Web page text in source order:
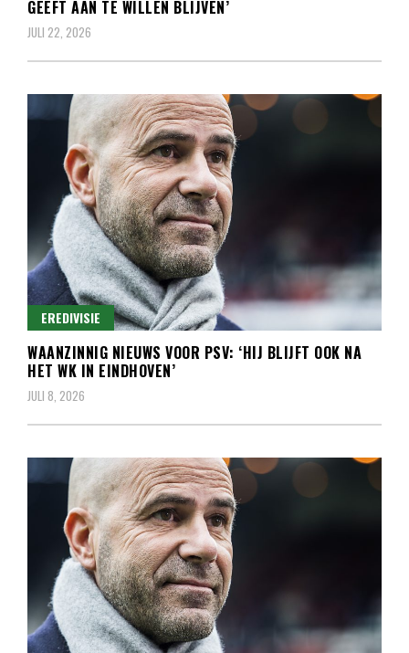
GEEFT AAN TE WILLEN BLIJVEN’
JULI 22, 2026
EREDIVISIE
WAANZINNIG NIEUWS VOOR PSV: ‘HIJ BLIJFT OOK NA
HET WK IN EINDHOVEN’
JULI 8, 2026